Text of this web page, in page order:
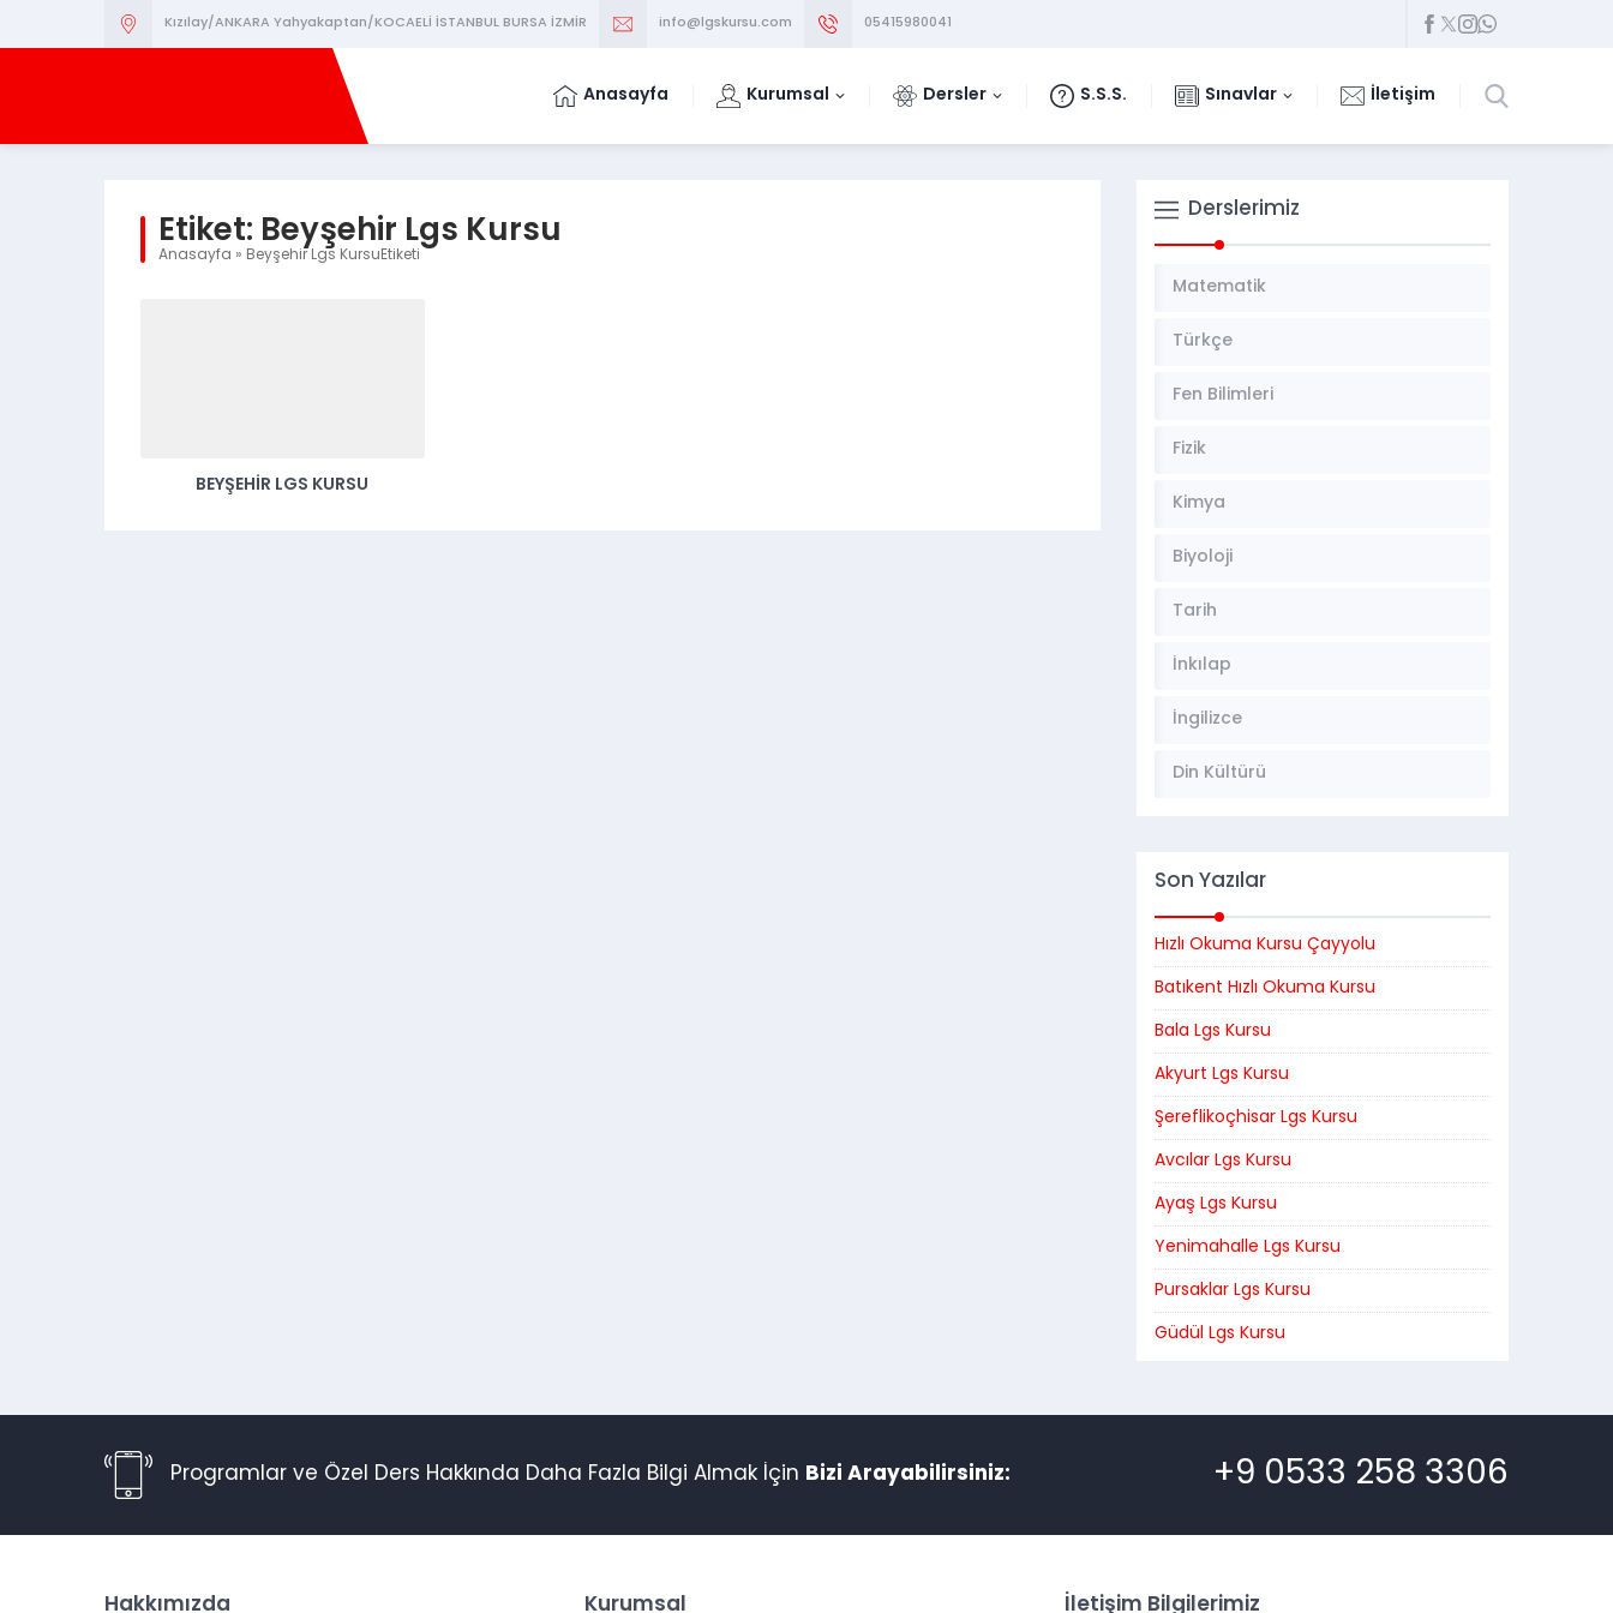
Kızılay/ANKARA Yahyakaptan/KOCAELİ İSTANBUL BURSA İZMİR info@lgskursu.com 05415980041
Anasayfa Kurumsal Dersler S.S.S. Sınavlar İletişim
Etiket: Beyşehir Lgs Kursu
Anasayfa » Beyşehir Lgs KursuEtiketi
BEYŞEHIR LGS KURSU
Derslerimiz
Matematik
Türkçe
Fen Bilimleri
Fizik
Kimya
Biyoloji
Tarih
İnkılap
İngilizce
Din Kültürü
Son Yazılar
Hızlı Okuma Kursu Çayyolu
Batıkent Hızlı Okuma Kursu
Bala Lgs Kursu
Akyurt Lgs Kursu
Şereflikoçhisar Lgs Kursu
Avcılar Lgs Kursu
Ayaş Lgs Kursu
Yenimahalle Lgs Kursu
Pursaklar Lgs Kursu
Güdül Lgs Kursu
Programlar ve Özel Ders Hakkında Daha Fazla Bilgi Almak İçin Bizi Arayabilirsiniz: +9 0533 258 3306
Hakkımızda Kurumsal İletişim Bilgilerimiz